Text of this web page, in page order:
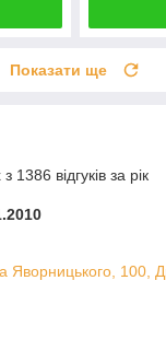
Показати ще
1386 відгуків за рік
Яворницького, 100,